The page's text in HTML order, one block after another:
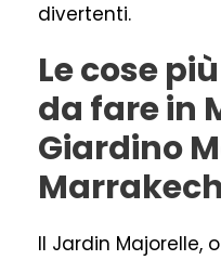
divertenti.
Le cose
da fare in
Giardino
Marrakech
Il Jardin Majorelle,